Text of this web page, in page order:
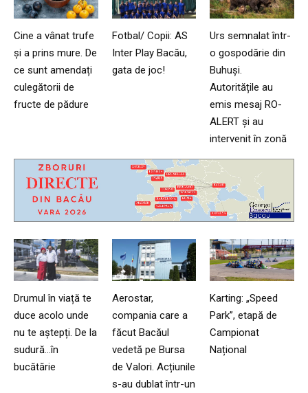
Cine a vânat trufe
și a prins mure. De
ce sunt amendați
culegătorii de
fructe de pădure
Fotbal/ Copii: AS
Inter Play Bacău,
gata de joc!
Urs semnalat într-
o gospodărie din
Buhuși.
Autoritățile au
emis mesaj RO-
ALERT și au
intervenit în zonă
Drumul în viață te
duce acolo unde
nu te aștepți. De la
sudură…în
bucătărie
Aerostar,
compania care a
făcut Bacăul
vedetă pe Bursa
de Valori. Acțiunile
s-au dublat într-un
Karting: „Speed
Park”, etapă de
Campionat
Național